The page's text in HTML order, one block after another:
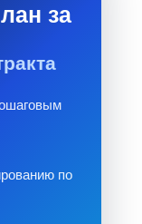
за
по